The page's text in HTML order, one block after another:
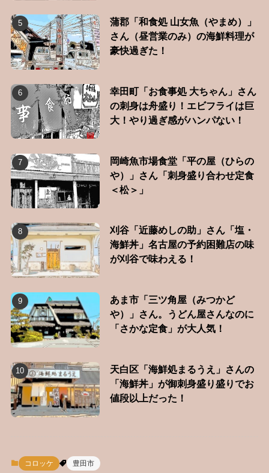
蒲郡「和食処 山女魚（やまめ）」
さん（昼営業のみ）の海鮮料理が
豪快過ぎた！
幸田町「お食事処 大ちゃん」さん
の刺身は舟盛り！エビフライは巨
大！やり過ぎ感がハンパない！
岡崎魚市場食堂「平の屋（ひらの
や）」さん「刺身盛り合わせ定食
＜松＞」
刈谷「近藤めしの助」さん「塩・
海鮮丼」名古屋の予約困難店の味
が刈谷で味わえる！
あま市「三ツ角屋（みつかど
や）」さん。うどん屋さんなのに
「さかな定食」が大人気！
天白区「海鮮処まるうえ」さんの
「海鮮丼」が御刺身盛り盛りでお
値段以上だった！
コロッケ 豊田市